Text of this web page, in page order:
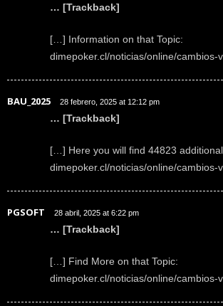
… [Trackback]
[…] Information on that Topic:
dimepoker.cl/noticias/online/
BAU_2025 28 febrero, 2025 at 12:12 pm
… [Trackback]
[…] Here you will find 44823
dimepoker.cl/noticias/online/
PGSOFT 28 abril, 2025 at 6:22 pm
… [Trackback]
[…] Find More on that Topic:
dimepoker.cl/noticias/online/